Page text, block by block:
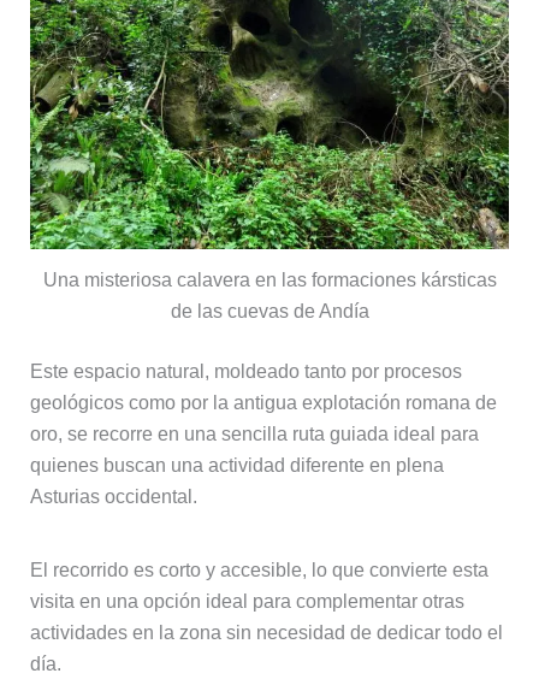
Una misteriosa calavera en las formaciones kársticas
de las cuevas de Andía
Este espacio natural, moldeado tanto por procesos
geológicos como por la antigua explotación romana de
oro, se recorre en una sencilla ruta guiada ideal para
quienes buscan una actividad diferente en plena
Asturias occidental.
El recorrido es corto y accesible, lo que convierte esta
visita en una opción ideal para complementar otras
actividades en la zona sin necesidad de dedicar todo el
día.